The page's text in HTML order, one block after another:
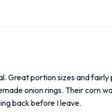
Great portion sizes and fairly
onion rings. Their corn
back before I leave.